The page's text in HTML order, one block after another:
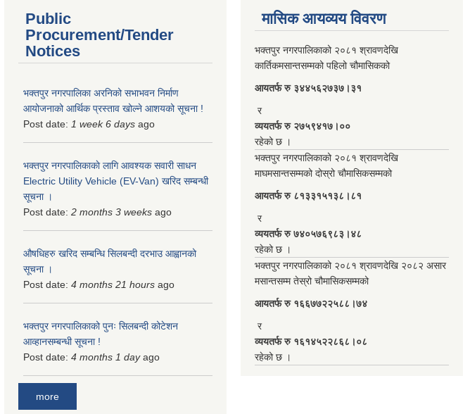
Public
Procurement/Tender
Notices
भक्तपुर नगरपालिका अरनिको सभाभवन निर्माण
आयोजनाको आर्थिक प्रस्ताव खोल्ने आशयको सूचना !
Post date: 1 week 6 days ago
भक्तपुर नगरपालिकाकाे लागि आवश्यक सवारी साधन
Electric Utility Vehicle (EV-Van) खरिद सम्बन्धी
सूचना ।
Post date: 2 months 3 weeks ago
औषधिहरु खरिद सम्बन्धि सिलबन्दी दरभाउ आह्वानको
सूचना ।
Post date: 4 months 21 hours ago
भक्तपुर नगरपालिकाको पुनः सिलबन्दी कोटेशन
आव्हानसम्बन्धी सूचना !
Post date: 4 months 1 dayago
more
मासिक आयव्यय विवरण
भक्तपुर नगरपालिकाको २०८१ श्रावणदेखि
कार्तिकमसान्तसम्मको पहिलो चौमासिकको
आयतर्फ रु‌ ३४४५६२७३७।३१
र
व्ययतर्फ रु २७५९४१७।००
रहेको छ ।
भक्तपुर नगरपालिकाको २०८१ श्रावणदेखि
माघमसान्तसम्मको दोस्रो चौमासिकसम्मको
आयतर्फ रु‌ ८१३३१५१३८।८१
र
व्ययतर्फ रु ७४०५७६९८३।४८
रहेको छ ।
भक्तपुर नगरपालिकाको २०८१ श्रावणदेखि २०८२ असार
मसान्तसम्म तेस्रो चौमासिकसम्मको
आयतर्फ रु‌ १६६७७२२५८८।७४
र
व्ययतर्फ रु १६१४५२२८६८।०८
रहेको छ ।